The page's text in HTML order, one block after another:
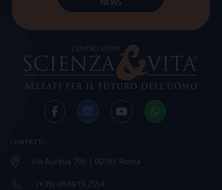
CONTATTI
Via Aurelia 796 | 00165 Roma
(+39) 06.6819.2554